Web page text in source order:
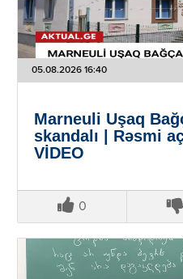
05.08.2026 16:40
Marneuli Uşaq
skandalı | Rəsmi
VİDEO
0